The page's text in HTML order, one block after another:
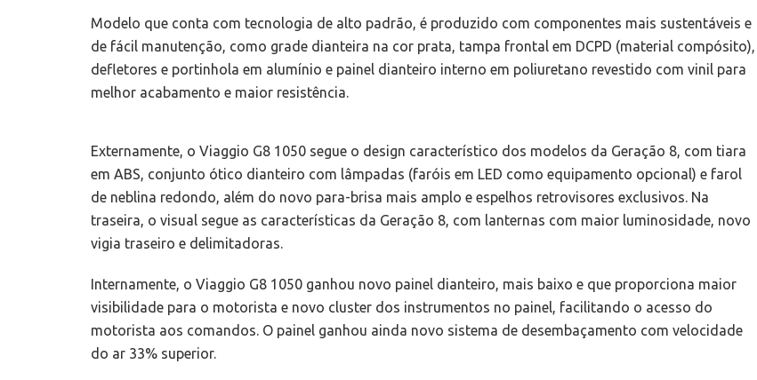
Modelo que conta com tecnologia de alto padrão, é produzido com componentes mais sustentáveis e
de fácil manutenção, como grade dianteira na cor prata, tampa frontal em DCPD (material compósito),
defletores e portinhola em alumínio e painel dianteiro interno em poliuretano revestido com vinil para
melhor acabamento e maior resistência.
Externamente, o Viaggio G8 1050 segue o design característico dos modelos da Geração 8, com tiara
em ABS, conjunto ótico dianteiro com lâmpadas (faróis em LED como equipamento opcional) e farol
de neblina redondo, além do novo para-brisa mais amplo e espelhos retrovisores exclusivos. Na
traseira, o visual segue as características da Geração 8, com lanternas com maior luminosidade, novo
vigia traseiro e delimitadoras.
Internamente, o Viaggio G8 1050 ganhou novo painel dianteiro, mais baixo e que proporciona maior
visibilidade para o motorista e novo cluster dos instrumentos no painel, facilitando o acesso do
motorista aos comandos. O painel ganhou ainda novo sistema de desembaçamento com velocidade
do ar 33% superior.